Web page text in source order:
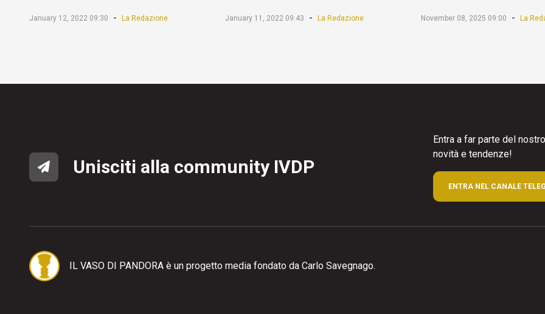
January 12, 2022 09:30 - La Redazione January 11, 2022 09:43 - La Redazione November 08, 2025 09:00 - La
Unisciti alla community IVDP
Entra a far parte del
novità e tendenze!
ENTRA NEL CANALE
IL VASO DI PANDORA è un progetto media fondato da Carlo Savegnago.